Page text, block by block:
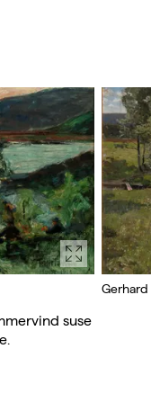
suse
Gerhard